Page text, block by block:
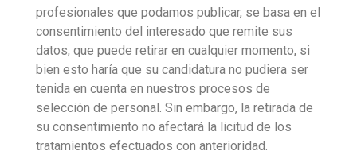
profesionales que podamos publicar, se basa en el
consentimiento del interesado que remite sus
datos, que puede retirar en cualquier momento, si
bien esto haría que su candidatura no pudiera ser
tenida en cuenta en nuestros procesos de
selección de personal. Sin embargo, la retirada de
su consentimiento no afectará la licitud de los
tratamientos efectuados con anterioridad.